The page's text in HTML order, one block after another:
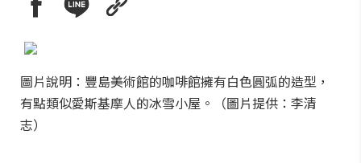
圖片說明：豐島美術館的咖啡館擁有白色圓弧的造型，
有點類似愛斯基摩人的冰雪小屋。（圖片提供：李清
志）